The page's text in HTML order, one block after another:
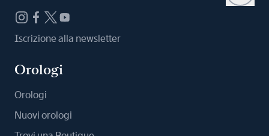
Iscrizione alla newsletter
Orologi
Orologi
Nuovi orologi